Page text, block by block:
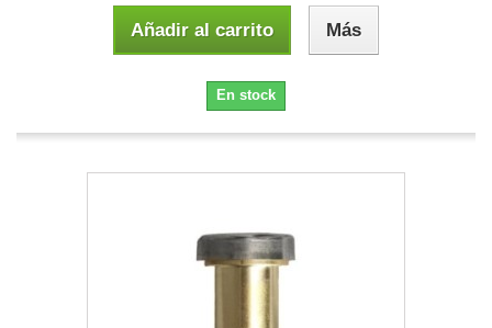
Añadir al carrito Más
En stock